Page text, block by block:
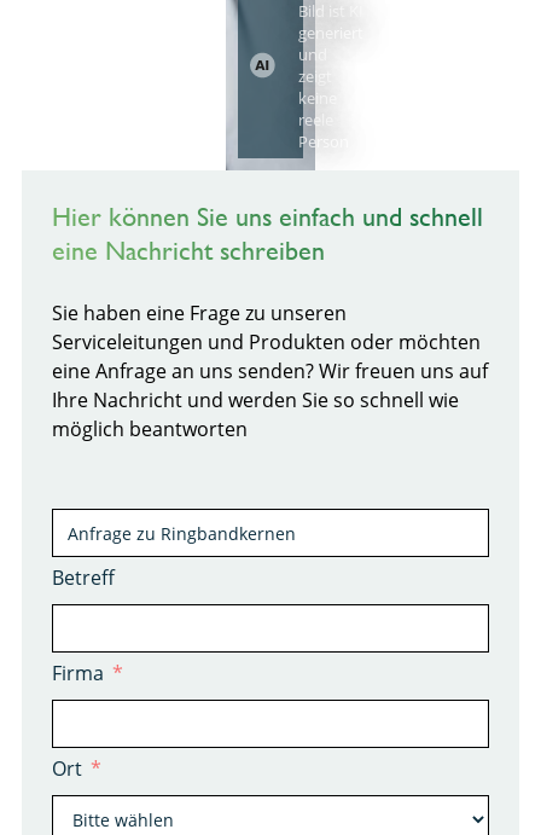
Bild ist KI
generiert
und
zeigt
keine
reele
Person
Hier können Sie uns einfach und schnell
eine Nachricht schreiben
Sie haben eine Frage zu unseren
Serviceleitungen und Produkten oder möchten
eine Anfrage an uns senden? Wir freuen uns auf
Ihre Nachricht und werden Sie so schnell wie
möglich beantworten
Betreff
Firma
Ort